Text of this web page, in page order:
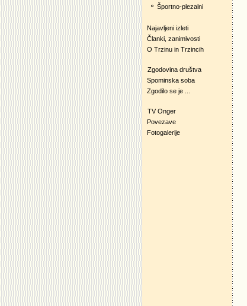
Športno-plezalni
Najavljeni izleti
Članki, zanimivosti
O Trzinu in Trzincih
Zgodovina društva
Spominska soba
Zgodilo se je ...
TV Onger
Povezave
Fotogalerije